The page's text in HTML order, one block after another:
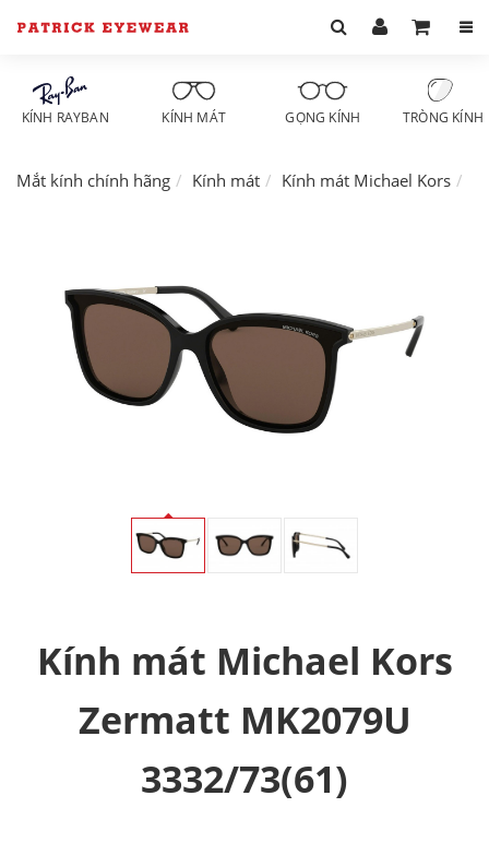
KÍNH RAYBAN KÍNH MÁT GỌNG KÍNH TRÒNG KÍNH
Mắt kính chính hãng Kính mát Kính mát Michael Kors
Kính mát Michael Kors
Zermatt MK2079U
3332/73(61)